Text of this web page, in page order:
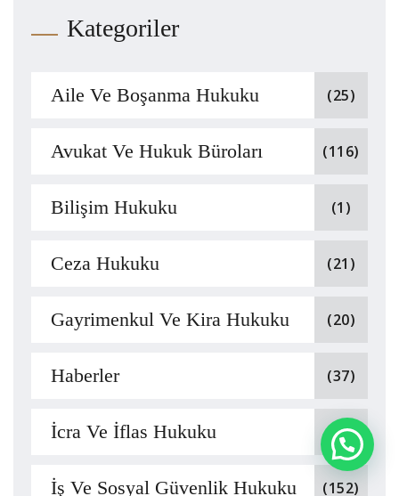
Kategoriler
Aile Ve Boşanma Hukuku (25)
Avukat Ve Hukuk Büroları (116)
Bilişim Hukuku (1)
Ceza Hukuku (21)
Gayrimenkul Ve Kira Hukuku (20)
Haberler (37)
İcra Ve İflas Hukuku (1)
İş Ve Sosyal Güvenlik Hukuku (152)